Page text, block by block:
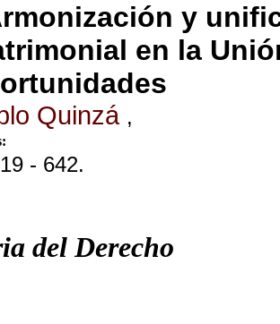
y
en la
Quinzá ,
- 642.
del Derecho